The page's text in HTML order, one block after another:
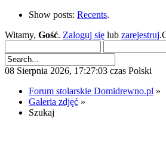
Show posts: Recents.
Witamy, Gość. Zaloguj się lub zarejestruj
08 Sierpnia 2026, 17:27:03 czas Polski
Forum stolarskie Domidrewno.pl »
Galeria zdjęć »
Szukaj